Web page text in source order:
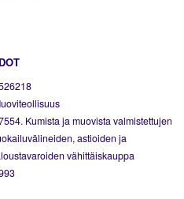
Kumista ja muovista valmistettujen
astioiden ja
vähittäiskauppa